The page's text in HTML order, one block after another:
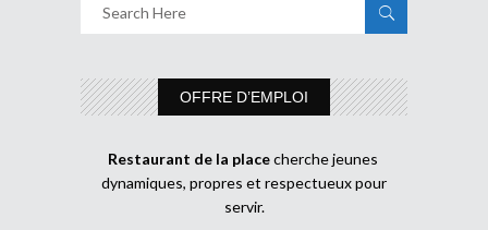
OFFRE D’EMPLOI
Restaurant de la placecherche jeunes
dynamiques, propres et respectueux pour
servir.